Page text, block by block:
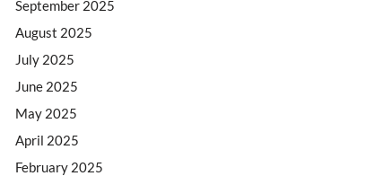
September 2025
August 2025
July 2025
June 2025
May 2025
April 2025
February 2025